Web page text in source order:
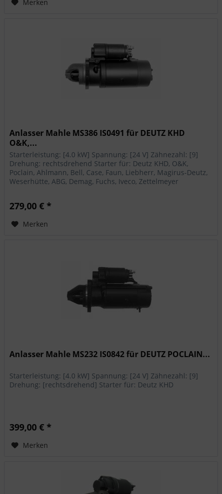
Merken
Anlasser Mahle MS386 IS0491 für DEUTZ KHD
O&K,...
Starterleistung: [4.0 kW] Spannung: [24 V] Zähnezahl: [9]
Drehung: rechtsdrehend Starter für: Deutz KHD, O&K,
Poclain, Ahlmann, Bell, Case, Faun, Liebherr, Magirus-Deutz,
Weserhütte, ABG, Demag, Fuchs, Iveco, Zettelmeyer
279,00 € *
Merken
Anlasser Mahle MS232 IS0842 für DEUTZ POCLAIN...
Starterleistung: [4.0 kW] Spannung: [24 V] Zähnezahl: [9]
Drehung: [rechtsdrehend] Starter für: Deutz KHD
399,00 € *
Merken